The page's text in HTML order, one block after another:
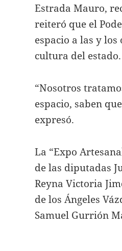
Estrada Mauro,
reiteró que el
espacio a las y
cultura del estado.
“Nosotros
espacio, saben
expresó.
La “Expo
de las diputadas
Reyna Victoria
de los Ángeles
Samuel Gurrión